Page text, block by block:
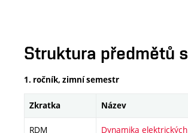
Struktura předmětů
1. ročník, zimní semestr
Zkratka Název
RDM Dynamika